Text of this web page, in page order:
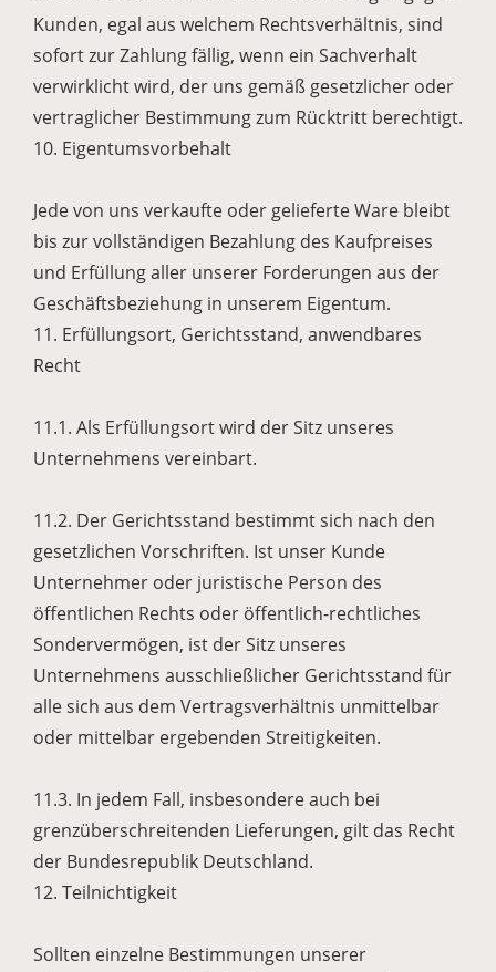
Kunden, egal aus welchem Rechtsverhältnis, sind
sofort zur Zahlung fällig, wenn ein Sachverhalt
verwirklicht wird, der uns gemäß gesetzlicher oder
vertraglicher Bestimmung zum Rücktritt berechtigt.
10. Eigentumsvorbehalt
Jede von uns verkaufte oder gelieferte Ware bleibt
bis zur vollständigen Bezahlung des Kaufpreises
und Erfüllung aller unserer Forderungen aus der
Geschäftsbeziehung in unserem Eigentum.
11. Erfüllungsort, Gerichtsstand, anwendbares
Recht
11.1. Als Erfüllungsort wird der Sitz unseres
Unternehmens vereinbart.
11.2. Der Gerichtsstand bestimmt sich nach den
gesetzlichen Vorschriften. Ist unser Kunde
Unternehmer oder juristische Person des
öffentlichen Rechts oder öffentlich-rechtliches
Sondervermögen, ist der Sitz unseres
Unternehmens ausschließlicher Gerichtsstand für
alle sich aus dem Vertragsverhältnis unmittelbar
oder mittelbar ergebenden Streitigkeiten.
11.3. In jedem Fall, insbesondere auch bei
grenzüberschreitenden Lieferungen, gilt das Recht
der Bundesrepublik Deutschland.
12. Teilnichtigkeit
Sollten einzelne Bestimmungen unserer